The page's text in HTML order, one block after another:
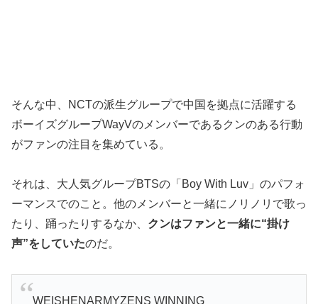
そんな中、NCTの派生グループで中国を拠点に活躍する
ボーイズグループWayVのメンバーであるクンのある行動
がファンの注目を集めている。
それは、大人気グループBTSの「Boy With Luv」のパフォ
ーマンスでのこと。他のメンバーと一緒にノリノリで歌っ
たり、踊ったりするなか、 クンはファンと一緒に“掛け
声”をしていたのだ。
WEISHENARMYZENS WINNING